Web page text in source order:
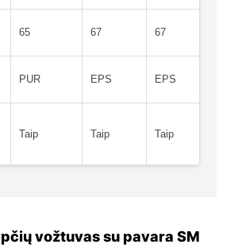
65 67 67
PUR EPS EPS
Taip Taip Taip
vožtuvas su pavara SM